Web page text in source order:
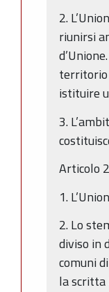
2.
riunirsi
territorio
istituire
3.
Articolo
1.
2. Lo
diviso in
comuni
la scritta